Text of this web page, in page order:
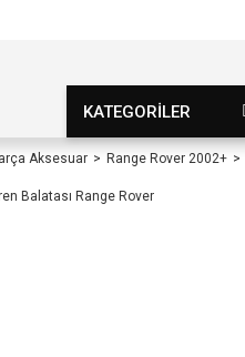
KATEGORİLER
Aksesuar Range Rover 2002+